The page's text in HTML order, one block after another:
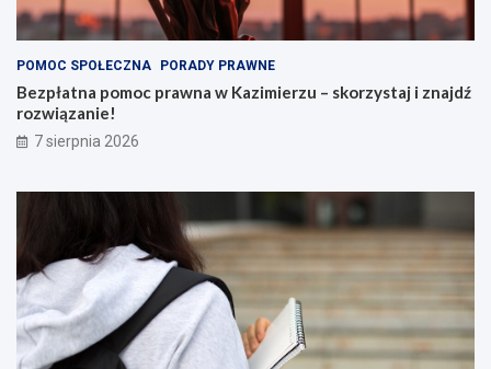
POMOC SPOŁECZNA PORADY PRAWNE
Bezpłatna pomoc prawna w Kazimierzu – skorzystaj i znajdź
rozwiązanie!
7 sierpnia 2026